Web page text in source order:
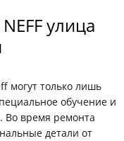
улица
могут только лишь
обучение и
Во время ремонта
детали от